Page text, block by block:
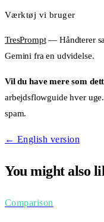
Værktøj vi bruger
TresPrompt— Håndterer
Gemini fra en udvidelse.
Vil du have mere som
arbejdsflowguide hver uge.
spam.
← English version
You might also
Comparison